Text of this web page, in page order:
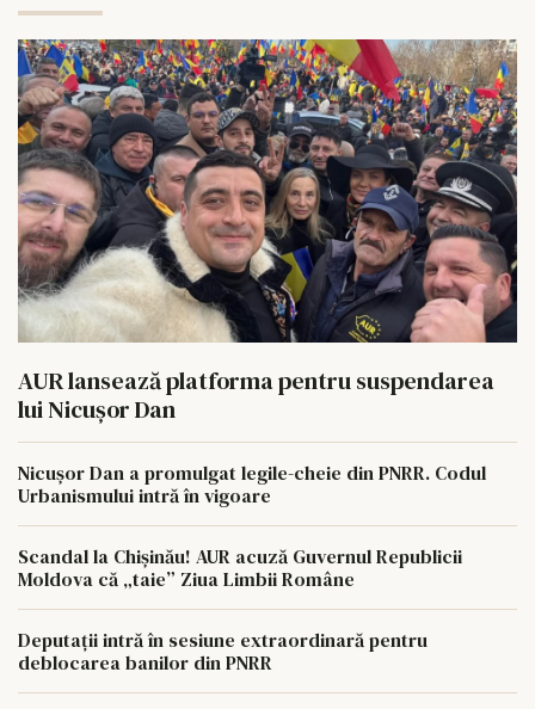
AUR lansează platforma pentru suspendarea
lui Nicușor Dan
Nicușor Dan a promulgat legile-cheie din PNRR. Codul
Urbanismului intră în vigoare
Scandal la Chișinău! AUR acuză Guvernul Republicii
Moldova că „taie” Ziua Limbii Române
Deputații intră în sesiune extraordinară pentru
deblocarea banilor din PNRR